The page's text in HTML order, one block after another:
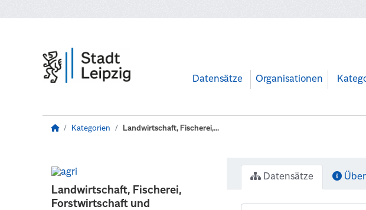
Datensätze Organisationen
Kategorien Landwirtschaft, Fischerei,...
Landwirtschaft, Fischerei,
Forstwirtschaft und
Datensätze